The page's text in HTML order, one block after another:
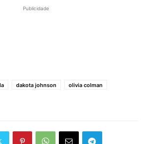
Publicidade
dakota johnson
olivia colman